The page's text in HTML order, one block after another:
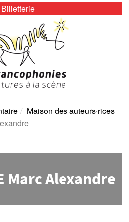
Billetterie
Maison des auteurs·rices
Marc Alexandre